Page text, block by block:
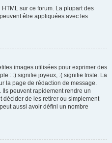
sur ce forum. La plupart des
être appliquées avec les
images utilisées pour exprimer des
: :) signifie joyeux, :( signifie triste. La
la page de rédaction de message.
Ils peuvent rapidement rendre un
décider de les retirer ou simplement
aussi avoir défini un nombre